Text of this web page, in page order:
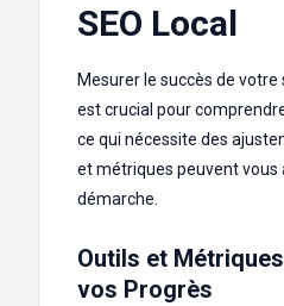
SEO Local
Mesurer le succès de votre
est crucial pour
ce qui nécessite des
et métriques peuvent vous
démarche.
Outils et
vos Progrès